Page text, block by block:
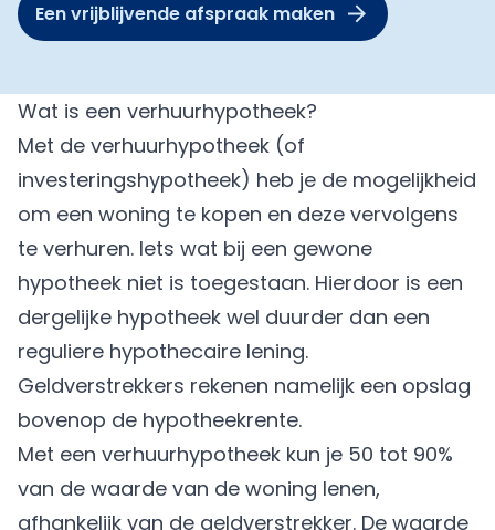
Een vrijblijvende afspraak maken
Wat is een verhuurhypotheek?
Met de verhuurhypotheek (of
investeringshypotheek) heb je de mogelijkheid
om een woning te kopen en deze vervolgens
te verhuren. Iets wat bij een gewone
hypotheek niet is toegestaan. Hierdoor is een
dergelijke hypotheek wel duurder dan een
reguliere hypothecaire lening.
Geldverstrekkers rekenen namelijk een opslag
bovenop de hypotheekrente.
Met een verhuurhypotheek kun je 50 tot 90%
van de waarde van de woning lenen,
afhankelijk van de geldverstrekker. De waarde